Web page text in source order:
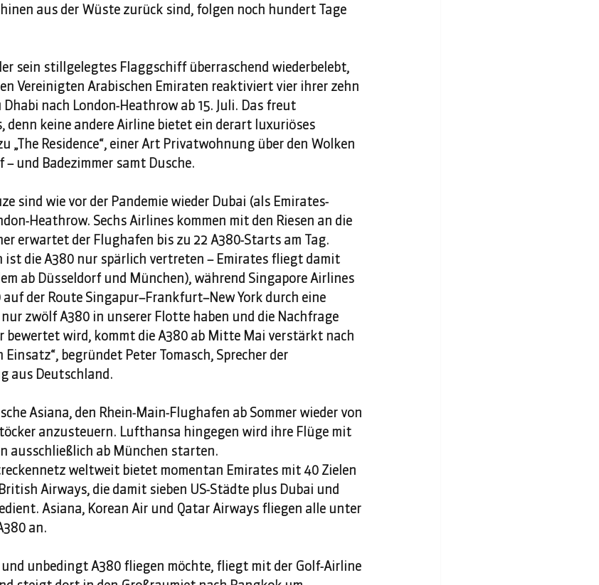
aus der Wüste zurück sind, folgen noch hundert Tage
sein stillgelegtes Flaggschiff überraschend wiederbelebt,
Vereinigten Arabischen Emiraten reaktiviert vier ihrer zehn
nach London-Heathrow ab 15. Juli. Das freut
denn keine andere Airline bietet ein derart luxuriöses
„The Residence“, einer Art Privatwohnung über den Wolken
und Badezimmer samt Dusche.
sind wie vor der Pandemie wieder Dubai (als Emirates-
Heathrow. Sechs Airlines kommen mit den Riesen an die
erwartet der Flughafen bis zu 22 A380-Starts am Tag.
die A380 nur spärlich vertreten – Emirates fliegt damit
ab Düsseldorf und München), während Singapore Airlines
auf der Route Singapur–Frankfurt–New York durch eine
nur zwölf A380 in unserer Flotte haben und die Nachfrage
bewertet wird, kommt die A380 ab Mitte Mai verstärkt nach
begründet Peter Tomasch, Sprecher der
aus Deutschland.
Asiana, den Rhein-Main-Flughafen ab Sommer wieder von
anzusteuern. Lufthansa hingegen wird ihre Flüge mit
ausschließlich ab München starten.
weltweit bietet momentan Emirates mit 40 Zielen
Airways, die damit sieben US-Städte plus Dubai und
Asiana, Korean Air und Qatar Airways fliegen alle unter
an.
unbedingt A380 fliegen möchte, fliegt mit der Golf-Airline